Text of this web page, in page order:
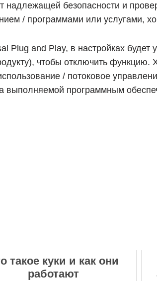
безопасности и
/ программами или услугами,
and Play, в настройках будет
чтобы отключить функцию.
/ потоковое
выполняемой программным
такое куки и как они
работают